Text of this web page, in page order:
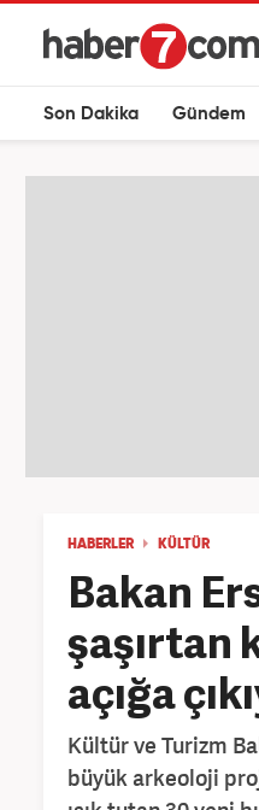
Son Dakika Gündem
HABERLER KÜLTÜR
Bakan
şaşırtan
açığa
Kültür ve Turizm
büyük arkeoloji